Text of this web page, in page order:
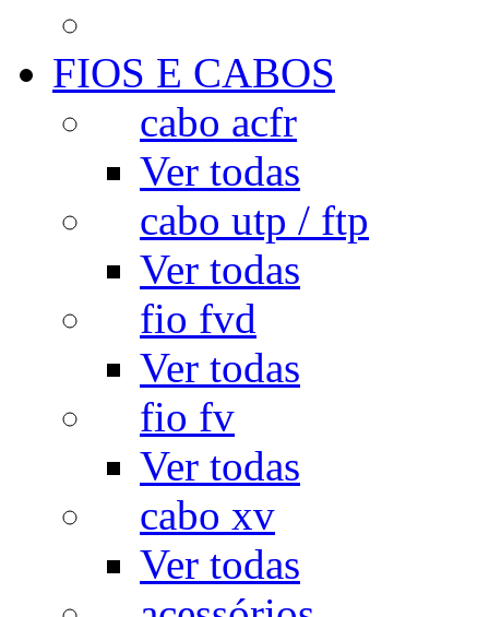
FIOS E CABOS
cabo acfr
Ver todas
cabo utp / ftp
Ver todas
fio fvd
Ver todas
fio fv
Ver todas
cabo xv
Ver todas